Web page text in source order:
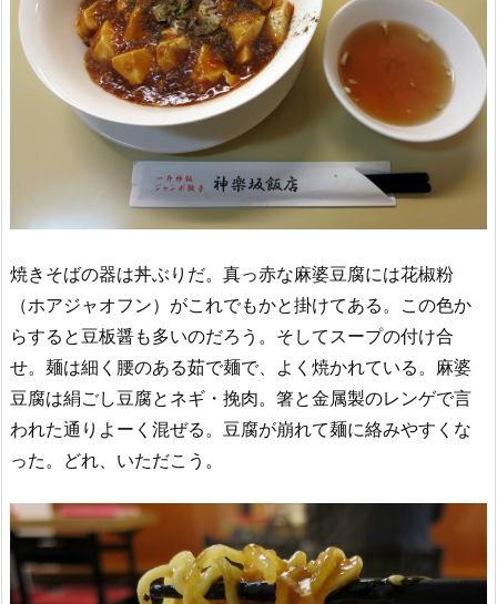
焼きそばの器は丼ぶりだ。真っ赤な麻婆豆腐には花椒粉
（ホアジャオフン）がこれでもかと掛けてある。この色か
らすると豆板醤も多いのだろう。そしてスープの付け合
せ。麺は細く腰のある茹で麺で、よく焼かれている。麻婆
豆腐は絹ごし豆腐とネギ・挽肉。箸と金属製のレンゲで言
われた通りよーく混ぜる。豆腐が崩れて麺に絡みやすくな
った。どれ、いただこう。